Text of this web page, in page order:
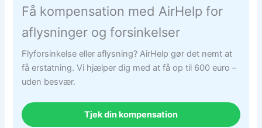
Få kompensation med AirHelp for
aflysninger og forsinkelser
Flyforsinkelse eller aflysning? AirHelp gør det nemt at
få erstatning. Vi hjælper dig med at få op til 600 euro –
uden besvær.
Tjek din kompensation